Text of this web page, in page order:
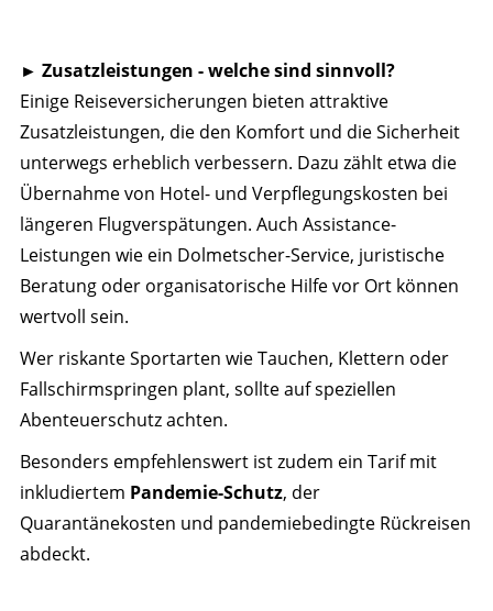
► Zusatzleistungen - welche sind sinnvoll?
Einige Reiseversicherungen bieten attraktive
Zusatzleistungen, die den Komfort und die Sicherheit
unterwegs erheblich verbessern. Dazu zählt etwa die
Übernahme von Hotel- und Verpflegungskosten bei
längeren Flugverspätungen. Auch Assistance-
Leistungen wie ein Dolmetscher-Service, juristische
Beratung oder organisatorische Hilfe vor Ort können
wertvoll sein.
Wer riskante Sportarten wie Tauchen, Klettern oder
Fallschirmspringen plant, sollte auf speziellen
Abenteuerschutz achten.
Besonders empfehlenswert ist zudem ein Tarif mit
inkludiertem Pandemie-Schutz, der
Quarantänekosten und pandemiebedingte Rückreisen
abdeckt.